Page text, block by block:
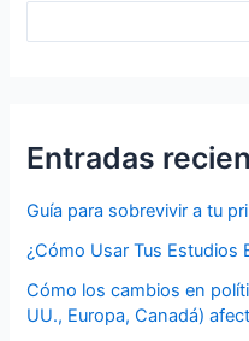
Entradas
Guía para sobrevivir a tu
¿Cómo Usar Tus Estudios
Cómo los cambios en
UU., Europa, Canadá)